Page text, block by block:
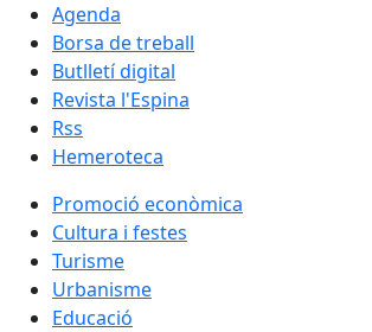
Agenda
Borsa de treball
Butlletí digital
Revista l'Espina
Rss
Hemeroteca
Promoció econòmica
Cultura i festes
Turisme
Urbanisme
Educació